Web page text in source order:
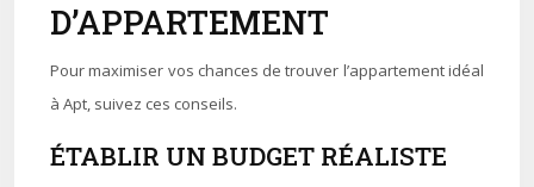
D’APPARTEMENT
Pour maximiser vos chances de trouver l’appartement idéal
à Apt, suivez ces conseils.
ÉTABLIR UN BUDGET RÉALISTE